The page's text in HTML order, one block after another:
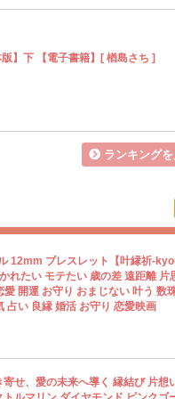
】下 【電子書籍】[ 楢島さち ]
ランキング
12mm ブレスレット【叶縁祈
れたい モテたい 歳の差 遠距離 片
開運 お守り おまじない 叶う 数
占い 良縁 婚活 お守り 恋愛映画
せ、愛の未来へ導く 縁結び 片想